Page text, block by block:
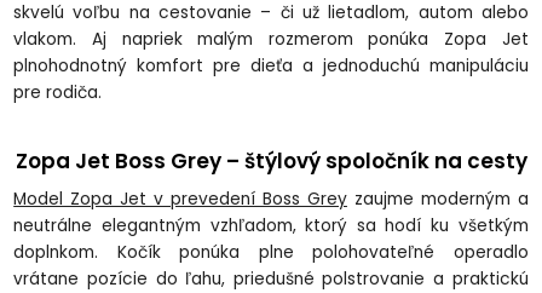
skvelú voľbu na cestovanie – či už lietadlom, autom alebo
vlakom. Aj napriek malým rozmerom ponúka Zopa Jet
plnohodnotný komfort pre dieťa a jednoduchú manipuláciu
pre rodiča.
Zopa Jet Boss Grey – štýlový spoločník na cesty
Model Zopa Jet v prevedení Boss Greyzaujme moderným a
neutrálne elegantným vzhľadom, ktorý sa hodí ku všetkým
doplnkom. Kočík ponúka plne polohovateľné operadlo
vrátane pozície do ľahu, priedušné polstrovanie a praktickú